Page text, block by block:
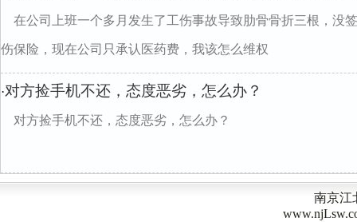
在公司上班一个多月发生了工伤事故导致肋骨骨折三根，没
伤保险，现在公司只承认医药费，我该怎么维权
·对方捡手机不还，态度恶劣，怎么办？
对方捡手机不还，态度恶劣，怎么办？
南京江